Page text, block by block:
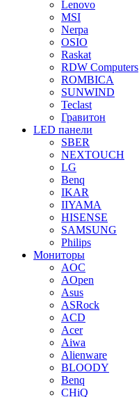
Lenovo
MSI
Nerpa
OSIO
Raskat
RDW Computers
ROMBICA
SUNWIND
Teclast
Гравитон
LED панели
SBER
NEXTOUCH
LG
Benq
IKAR
IIYAMA
HISENSE
SAMSUNG
Philips
Мониторы
AOC
AOpen
Asus
ASRock
ACD
Acer
Aiwa
Alienware
BLOODY
Benq
CHiQ